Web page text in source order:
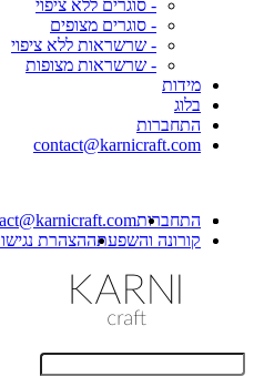
- סוגרים ללא ציפוי
- סוגרים מצופים
- שרשראות ללא ציפוי
- שרשראות מצופות
מידות
בלוג
התחברות
contact@karnicraft.com
התחברות
קורונה והשפעתההצהרת